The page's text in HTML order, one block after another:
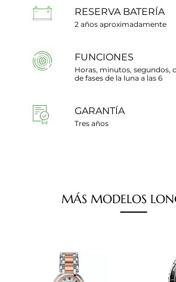
RESERVA BATERÍA
2 años aproximadamente
FUNCIONES
Horas, minutos, segundos,
de fases de la luna a las 6
GARANTÍA
Tres años
MÁS MODELOS